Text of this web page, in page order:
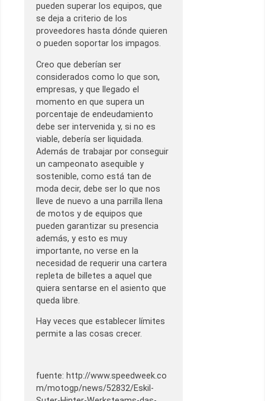
pueden superar los equipos, que
se deja a criterio de los
proveedores hasta dónde quieren
o pueden soportar los impagos.
Creo que deberían ser
considerados como lo que son,
empresas, y que llegado el
momento en que supera un
porcentaje de endeudamiento
debe ser intervenida y, si no es
viable, debería ser liquidada.
Además de trabajar por conseguir
un campeonato asequible y
sostenible, como está tan de
moda decir, debe ser lo que nos
lleve de nuevo a una parrilla llena
de motos y de equipos que
pueden garantizar su presencia
además, y esto es muy
importante, no verse en la
necesidad de requerir una cartera
repleta de billetes a aquel que
quiera sentarse en el asiento que
queda libre.
Hay veces que establecer límites
permite a las cosas crecer.
fuente: http://www.speedweek.co
m/motogp/news/52832/Eskil-